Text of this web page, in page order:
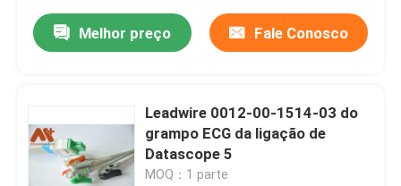
Melhor preço Fale Conosco
Leadwire 0012-00-1514-03 do
grampo ECG da ligação de
Datascope 5
MOQ：1 parte